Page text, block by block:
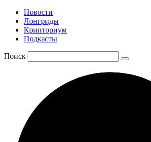
Новости
Лонгриды
Крипториум
Подкасты
Поиск